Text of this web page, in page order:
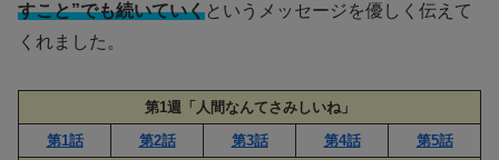
すこと”でも続いていくというメッセージを優しく伝えて
くれました。
第1週「人間なんてさみしいね」
第1話
第2話 第3話 第4話
第5話